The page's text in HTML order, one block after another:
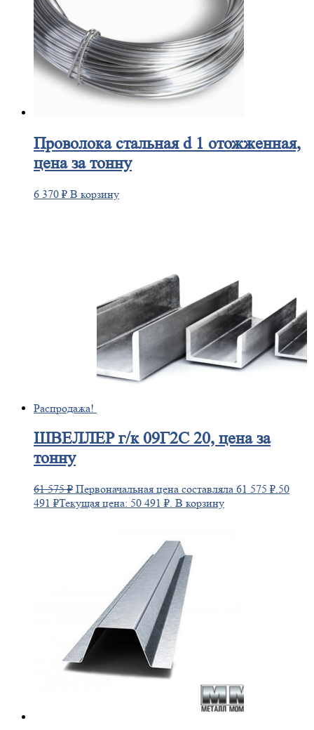
Проволокастальная d 1 отожженная,
цена за тонну
6 370 ₽ В корзину
Распродажа!
ШВЕЛЛЕРг/к 09Г2С 20, цена за
тонну
61 575₽ Первоначальная цена составляла 61 575 ₽.50
491 ₽Текущая цена: 50 491 ₽. В корзину